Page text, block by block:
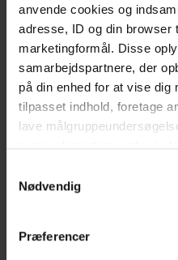
anvende cookies og
adresse, ID og din
marketingformål. Disse
samarbejdspartnere, der
på din enhed for at vise dig
tilpasset indhold, foretage
lave
mere information under
tilbage eller ændre
"Cookiedeklaration", eller
Nødvendig
Præferencer
Hvad sker der hos dig
07.00 – 07.30
Kommunikation – er dit
Få øje på din
08.00 – 08.30
Hvad sker der når vi
Hvordan spiller vi
8.50Næste møde og tak